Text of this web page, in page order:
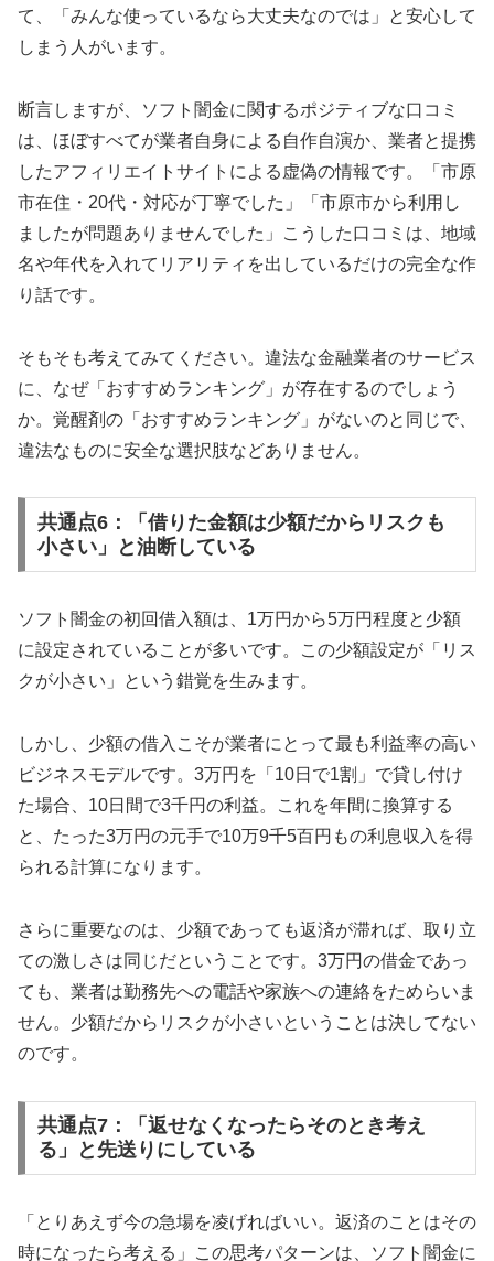
て、「みんな使っているなら大丈夫なのでは」と安心して
しまう人がいます。
断言しますが、ソフト闇金に関するポジティブな口コミ
は、ほぼすべてが業者自身による自作自演か、業者と提携
したアフィリエイトサイトによる虚偽の情報です。「市原
市在住・20代・対応が丁寧でした」「市原市から利用し
ましたが問題ありませんでした」こうした口コミは、地域
名や年代を入れてリアリティを出しているだけの完全な作
り話です。
そもそも考えてみてください。違法な金融業者のサービス
に、なぜ「おすすめランキング」が存在するのでしょう
か。覚醒剤の「おすすめランキング」がないのと同じで、
違法なものに安全な選択肢などありません。
共通点6：「借りた金額は少額だからリスクも
小さい」と油断している
ソフト闇金の初回借入額は、1万円から5万円程度と少額
に設定されていることが多いです。この少額設定が「リス
クが小さい」という錯覚を生みます。
しかし、少額の借入こそが業者にとって最も利益率の高い
ビジネスモデルです。3万円を「10日で1割」で貸し付け
た場合、10日間で3千円の利益。これを年間に換算する
と、たった3万円の元手で10万9千5百円もの利息収入を得
られる計算になります。
さらに重要なのは、少額であっても返済が滞れば、取り立
ての激しさは同じだということです。3万円の借金であっ
ても、業者は勤務先への電話や家族への連絡をためらいま
せん。少額だからリスクが小さいということは決してない
のです。
共通点7：「返せなくなったらそのとき考え
る」と先送りにしている
「とりあえず今の急場を凌げればいい。返済のことはその
時になったら考える」この思考パターンは、ソフト闇金に